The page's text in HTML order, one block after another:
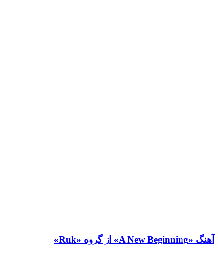
آهنگ «A New Beginning» از گروه «Ruk»